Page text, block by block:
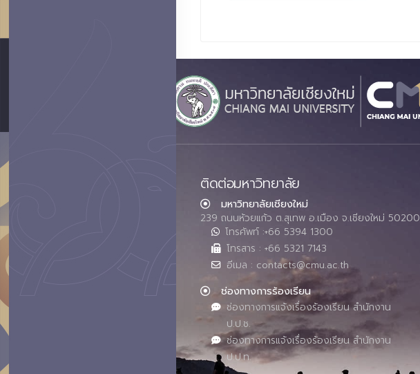
ติดต่อมหาวิทยาลัย
มหาวิทยาลัยเชียงใหม่
239 ถนนห้วยแก้ว ต.สุเทพ อ.เมือง จ.เชียงใหม่ 50200
โทรศัพท์ :+66 5394 1300
โทรสาร : +66 5321 7143
อีเมล : contacts@cmu.ac.th
ช่องทางการร้องเรียน
ช่องทางการแจ้งเรื่องร้องเรียน สำนักงาน
ป.ป.ช.
ช่องทางการแจ้งเรื่องร้องเรียน สำนักงาน
ป.ป.ท.